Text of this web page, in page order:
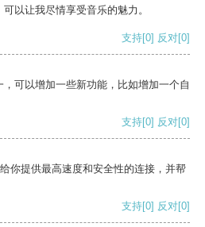
以让我尽情享受音乐的魅力。
支持[0] 反对[0]
可以增加一些新功能，比如增加一个自
支持[0] 反对[0]
你提供最高速度和安全性的连接，并帮
支持[0] 反对[0]